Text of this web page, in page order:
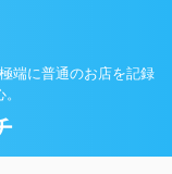
端に普通のお店を記録